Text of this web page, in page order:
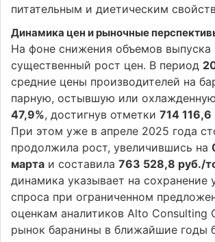
питательным и диетическим
Динамика цен и рыночные
На фоне снижения объемов выпуска
существенный рост цен. В период
средние цены производителей на
парную, остывшую или
47,9%, достигнув отметки714
При этом уже в апреле 2025 года
продолжила рост, увеличившись на
марта и составила763 528,8 руб./
динамика указывает на сохранение
спроса при ограниченном
оценкам аналитиков Alto Consulting
рынок баранины в ближайшие годы